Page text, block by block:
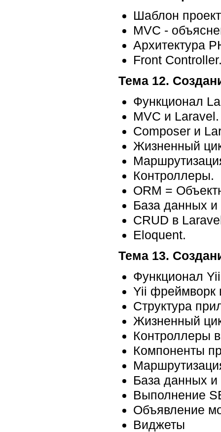
Шаблон
MVC -
Архитектура
Front
Тема 12.
Функционал
MVC и Laravel.
Composer и
Жизненный
Контроллеры.
ORM =
База данных и
CRUD в
Eloquent.
Тема 13.
Функционал Yii
Yii фреймворк
Структура
Жизненный
Контроллеры
Компоненты
База данных и
Выполнение
Объявление
Виджеты